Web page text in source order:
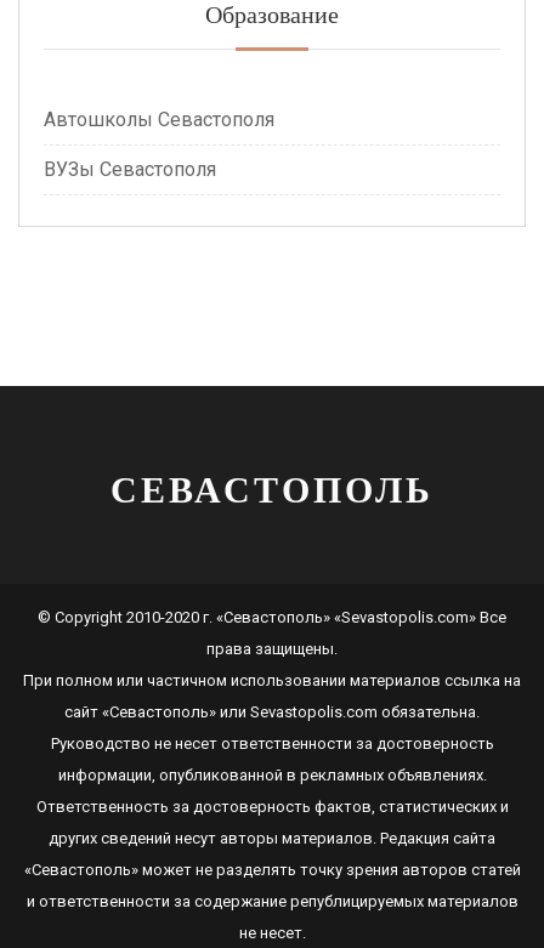
Образование
Автошколы Севастополя
ВУЗы Севастополя
СЕВАСТОПОЛЬ
© Copyright 2010-2020 г. «Севастополь» «Sevastopolis.com» Все
права защищены.
При полном или частичном использовании материалов ссылка на
сайт «Севастополь» или Sevastopolis.com обязательна.
Руководство не несет ответственности за достоверность
информации, опубликованной в рекламных объявлениях.
Ответственность за достоверность фактов, статистических и
других сведений несут авторы материалов. Редакция сайта
«Севастополь»может не разделять точку зрения авторов статей
и ответственности за содержание републицируемых материалов
не несет.